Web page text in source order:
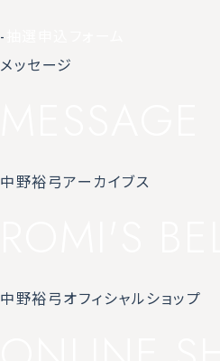
-
メッセージ
中野裕弓アーカイブス
中野裕弓オフィシャルショップ